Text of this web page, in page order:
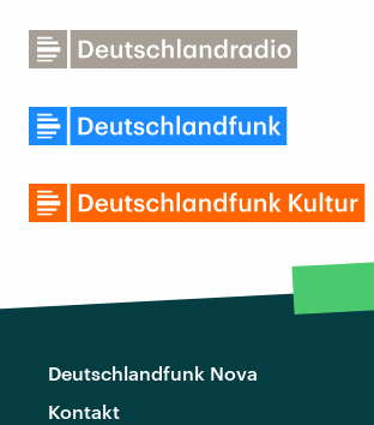
Deutschlandfunk Nova
Kontakt